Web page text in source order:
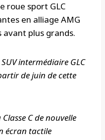
roue sport GLC
en alliage AMG
avant plus grands.
intermédiaire GLC
de juin de cette
C de nouvelle
écran tactile